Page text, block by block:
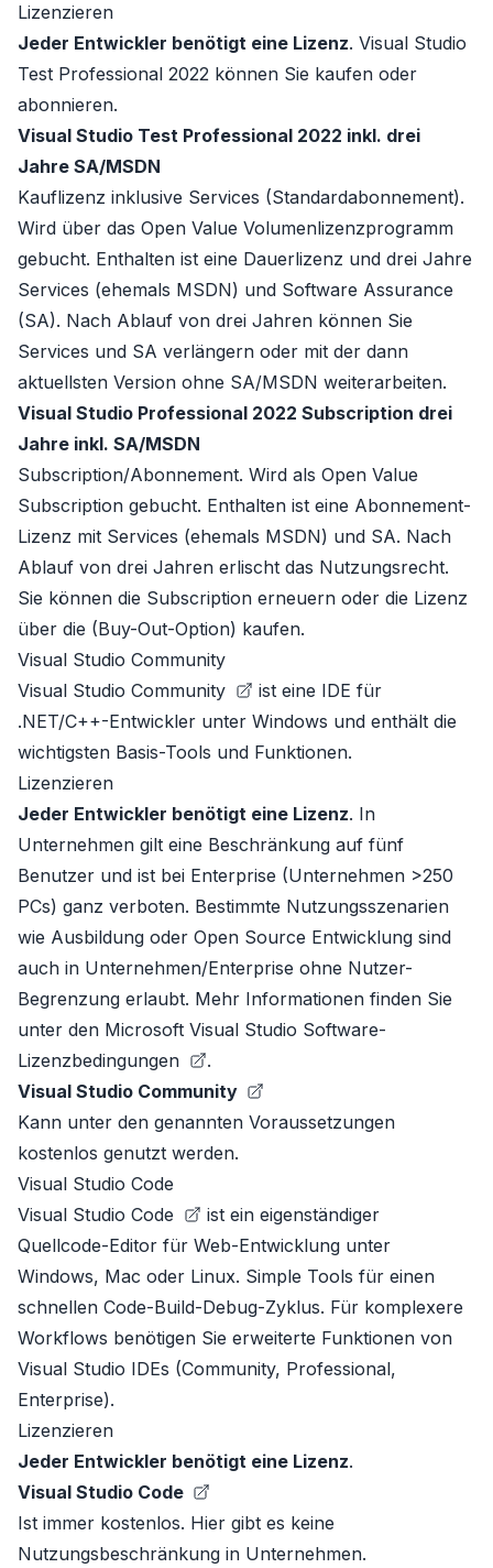
Lizenzieren
Jeder Entwickler benötigt eine Lizenz. Visual Studio
Test Professional 2022 können Sie kaufen oder
abonnieren.
Visual Studio Test Professional 2022 inkl. drei
Jahre SA/MSDN
Kauflizenz inklusive Services (Standardabonnement).
Wird über das Open Value Volumenlizenzprogramm
gebucht. Enthalten ist eine Dauerlizenz und drei Jahre
Services (ehemals MSDN) und Software Assurance
(SA). Nach Ablauf von drei Jahren können Sie
Services und SA verlängern oder mit der dann
aktuellsten Version ohne SA/MSDN weiterarbeiten.
Visual Studio Professional 2022 Subscription drei
Jahre inkl. SA/MSDN
Subscription/Abonnement. Wird als Open Value
Subscription gebucht. Enthalten ist eine Abonnement-
Lizenz mit Services (ehemals MSDN) und SA. Nach
Ablauf von drei Jahren erlischt das Nutzungsrecht.
Sie können die Subscription erneuern oder die Lizenz
über die (Buy-Out-Option) kaufen.
Visual Studio Community
Visual Studio Community
ist eine IDE für
.NET/C++-Entwickler unter Windows und enthält die
wichtigsten Basis-Tools und Funktionen.
Lizenzieren
Jeder Entwickler benötigt eine Lizenz. In
Unternehmen gilt eine Beschränkung auf fünf
Benutzer und ist bei Enterprise (Unternehmen >250
PCs) ganz verboten. Bestimmte Nutzungsszenarien
wie Ausbildung oder Open Source Entwicklung sind
auch in Unternehmen/Enterprise ohne Nutzer-
Begrenzung erlaubt. Mehr Informationen finden Sie
unter den Microsoft Visual Studio Software-
Lizenzbedingungen
.
Visual Studio Community
Kann unter den genannten Voraussetzungen
kostenlos genutzt werden.
Visual Studio Code
Visual Studio Code
ist ein eigenständiger
Quellcode-Editor für Web-Entwicklung unter
Windows, Mac oder Linux. Simple Tools für einen
schnellen Code-Build-Debug-Zyklus. Für komplexere
Workflows benötigen Sie erweiterte Funktionen von
Visual Studio IDEs (Community, Professional,
Enterprise).
Lizenzieren
Jeder Entwickler benötigt eine Lizenz.
Visual Studio Code
Ist immer kostenlos. Hier gibt es keine
Nutzungsbeschränkung in Unternehmen.